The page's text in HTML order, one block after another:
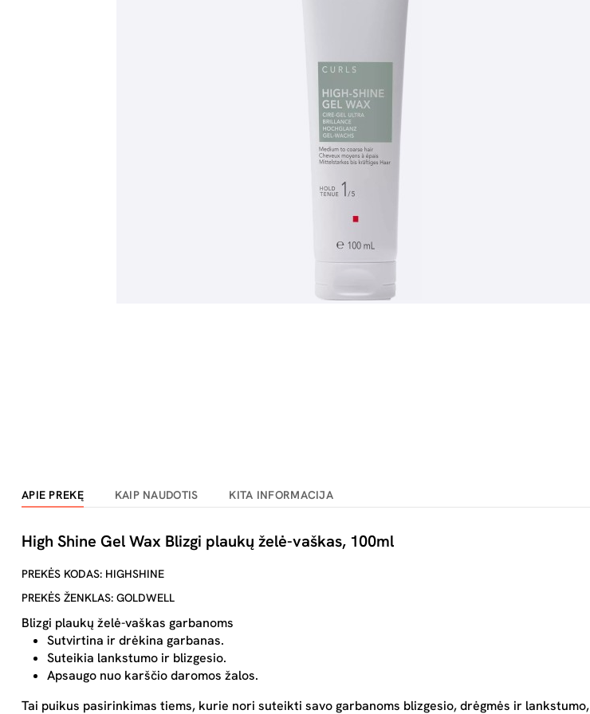
APIE PREKĘ KAIP NAUDOTIS KITA INFORMACIJA
High Shine Gel Wax Blizgi plaukų želė-vaškas, 100ml
PREKĖS KODAS: HIGHSHINE
PREKĖS ŽENKLAS: GOLDWELL
Blizgi plaukų želė-vaškas garbanoms
Sutvirtina ir drėkina garbanas.
Suteikia lankstumo ir blizgesio.
Apsaugo nuo karščio daromos žalos.
Tai puikus pasirinkimas tiems, kurie nori suteikti savo garbanoms blizgesio, drėgmės ir lankstumo,